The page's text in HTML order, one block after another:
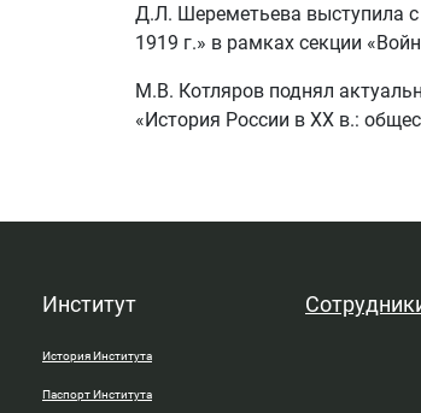
Д.Л. Шереметьева выступила
1919 г.» в рамках секции
М.В. Котляров поднял
«История России в XX в.:
Институт
История Института
Паспорт Института